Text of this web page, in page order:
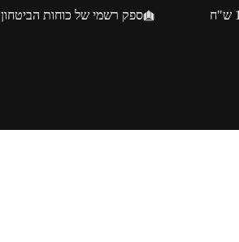
ספק רשמי של כוחות הביטחון